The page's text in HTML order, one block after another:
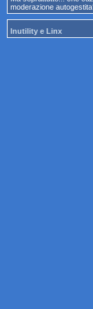
moderazione
Inutility e Linx